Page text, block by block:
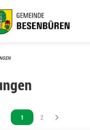
Vous êtes sur la page
1 Vous êtes sur la page
2